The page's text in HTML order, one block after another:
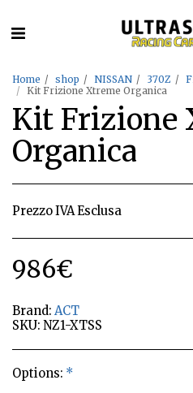
Home shop NISSAN 370Z
Kit Frizione Xtreme Organica
Kit Frizione
Organica
Prezzo IVA Esclusa
986€
Brand: ACT
SKU: NZ1-XTSS
Options: *